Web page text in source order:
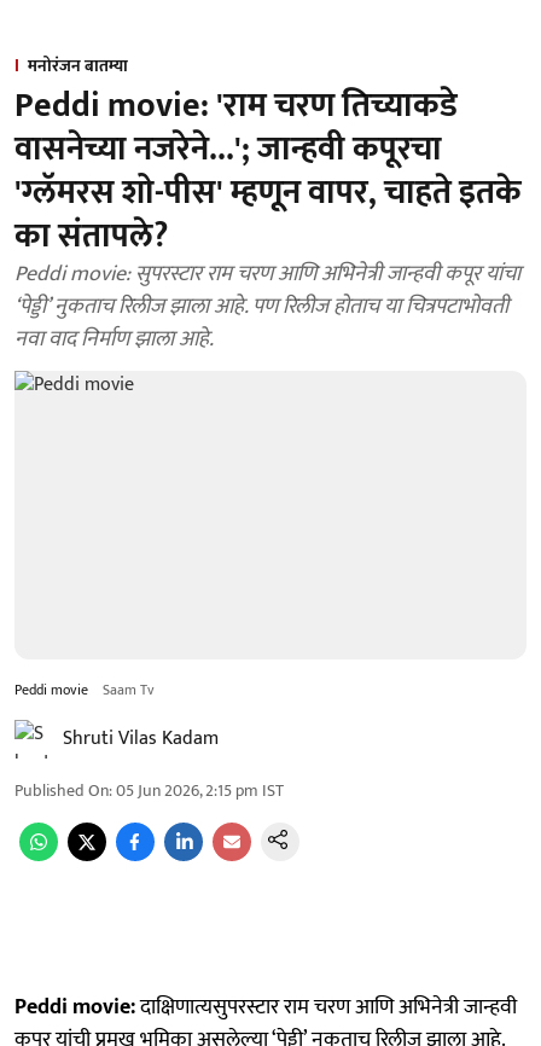
मनोरंजन बातम्या
Peddi movie: 'राम चरण तिच्याकडे
वासनेच्या नजरेने...'; जान्हवी कपूरचा
'ग्लॅमरस शो-पीस' म्हणून वापर, चाहते इतके
का संतापले?
Peddi movie: सुपरस्टार राम चरण आणि अभिनेत्री जान्हवी कपूर यांचा
‘पेड्डी’ नुकताच रिलीज झाला आहे. पण रिलीज होताच या चित्रपटाभोवती
नवा वाद निर्माण झाला आहे.
Peddi movie Saam Tv
Shruti Vilas Kadam
Published On:05 Jun 2026, 2:15 pm IST
Peddi movie:दाक्षिणात्यसुपरस्टार राम चरण आणि अभिनेत्री जान्हवी